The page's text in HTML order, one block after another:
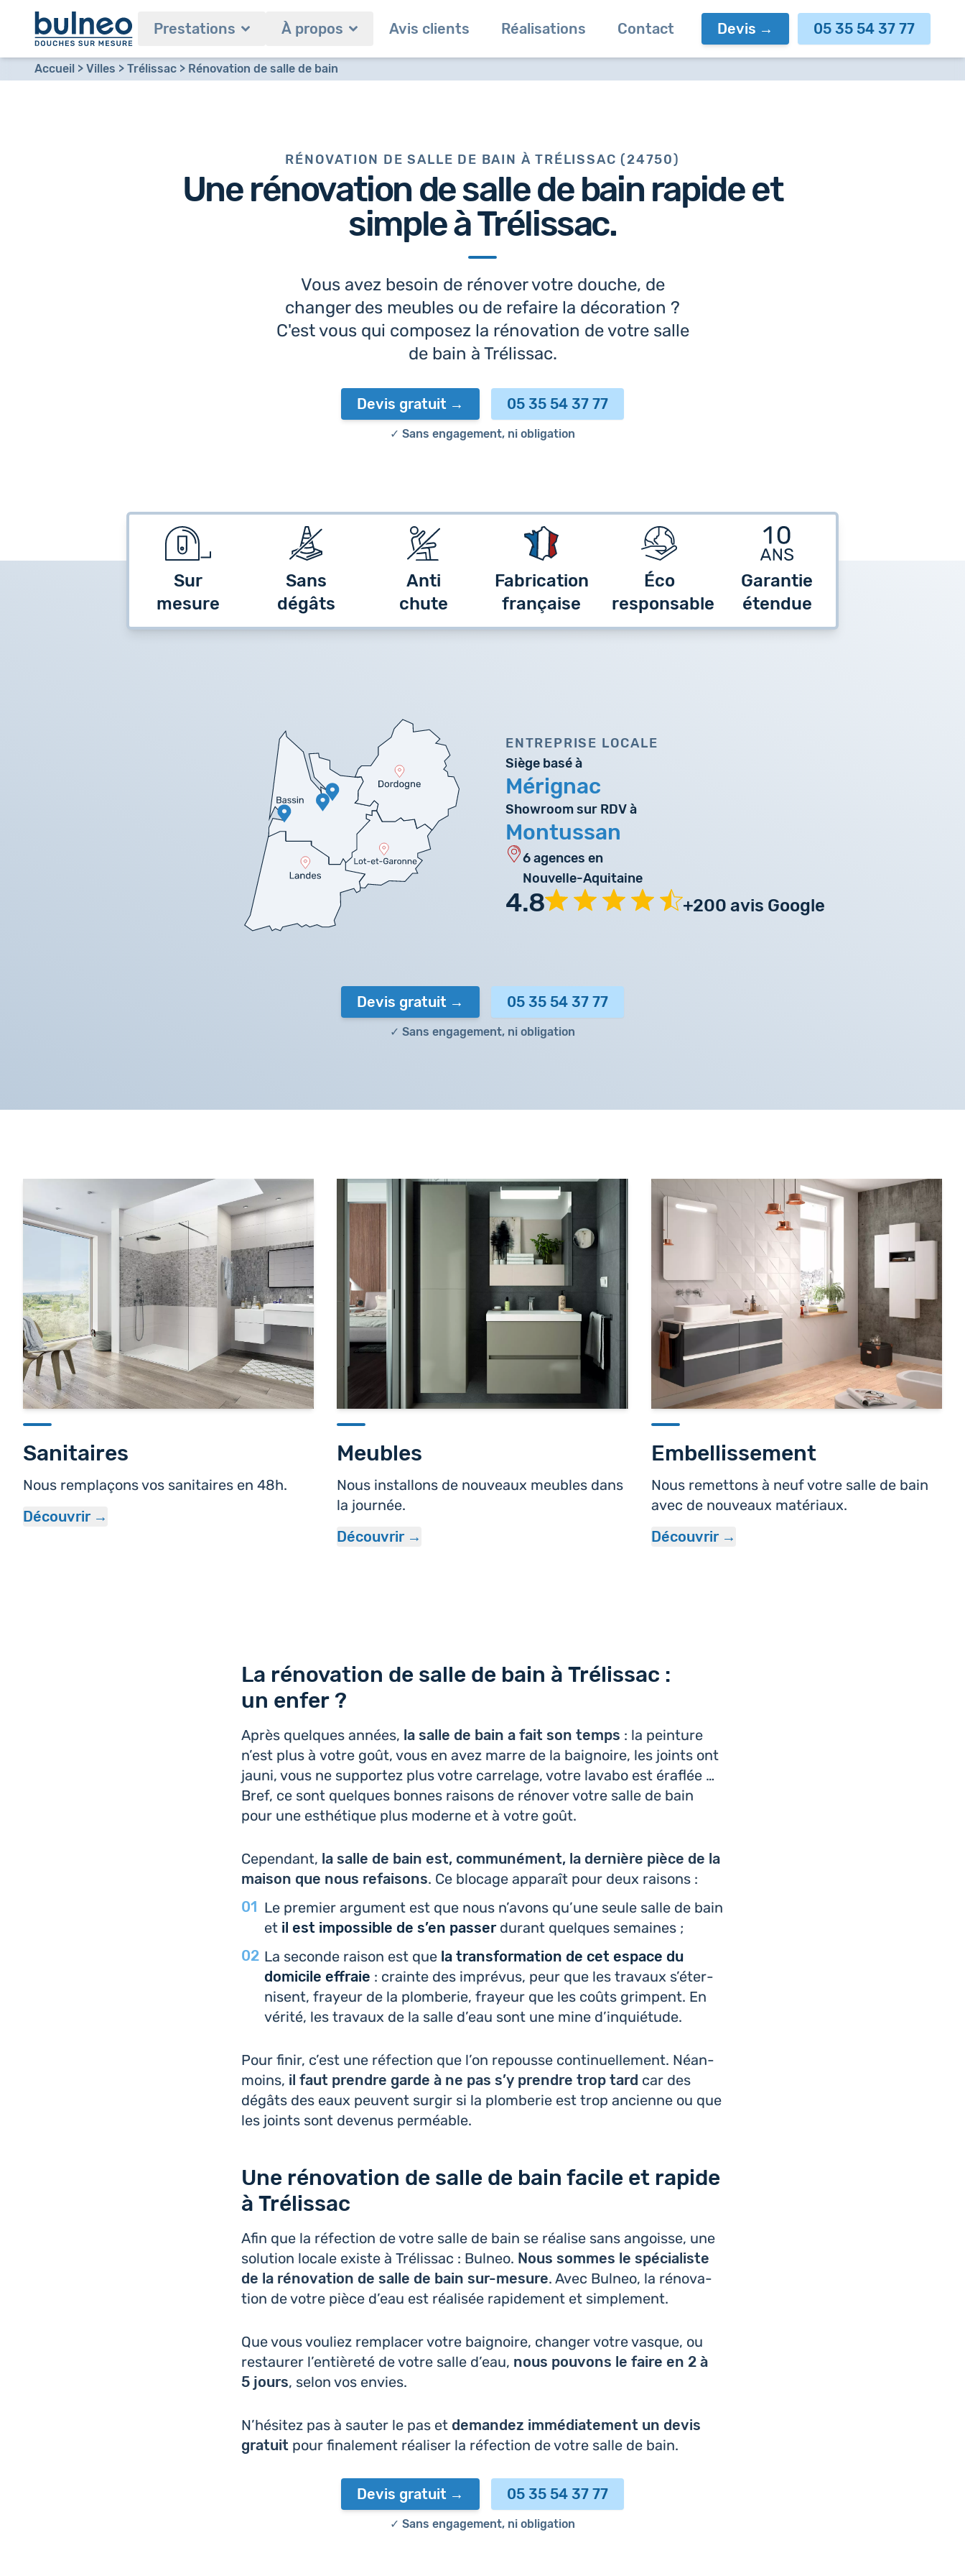
Prestations À propos Avis clients Réalisations Contact Devis 05 35 54 37 77
Accueil Villes Trélissac Rénovation de salle de bain
RÉNOVATION DE SALLE DE BAIN À TRÉLISSAC (24750)
Unerénovation de salle de bain rapide et
simple à Trélissac.
Vous avez besoin de rénover votre douche, de
changer des meubles ou de refaire la décoration ?
C'est vous qui composez la rénovation de votre salle
de bain à Trélissac.
Devis gratuit 05 35 54 37 77
✓ Sans engagement, ni obligation
Sur
mesure
Sans
dégâts
Anti
chute
Fabrication
française
Éco
responsable
Garantie
étendue
ENTREPRISE LOCALE
Siège basé à
Mérignac
Showroom sur RDV à
Montussan
6 agences en
Nouvelle-Aquitaine
4.8 +200 avis Google
Devis gratuit 05 35 54 37 77
✓ Sans engagement, ni obligation
Sanitaires
Nous remplaçons vos sanitaires en 48h.
Découvrir
Meubles
Nous installons de nouveaux meubles dans
la journée.
Découvrir
Embellissement
Nous remettons à neuf votre salle de bain
avec de nouveaux matériaux.
Découvrir
La rénovation de salle de bain à Trélissac :
un enfer ?
Après quelques années, la salle de bain a fait son temps : la pein­ture
n’est plus à votre goût, vous en avez marre de la bai­gnoire, les joints ont
jauni, vous ne sup­por­tez plus votre car­re­lage, votre lavabo est éraflée …
Bref, ce sont quelques bonnes raisons de rénover votre salle de bain
pour une esthé­tique plus moderne et à votre goût.
Cepen­dant, la salle de bain est, com­mu­né­ment, la der­nière pièce de la
maison que nous refai­sons. Ce blocage appa­raît pour deux raisons :
Le premier argu­ment est que nous n’avons qu’une seule salle de bain
et il est impos­sible de s’en passerdurant quelques semaines ;
La seconde raison est que la trans­for­ma­tion de cet espace du
domi­cile effraie : crainte des impré­vus, peur que les travaux s’é­ter­
nisent, frayeur de la plom­be­rie, frayeur que les coûts grimpent. En
vérité, les travaux de la salle d’eau sont une mine d’inquiétude.
Pour finir, c’est une réfec­tion que l’on repousse conti­nuel­le­ment. Néan­
moins, il faut prendre garde à ne pas s’y prendre trop tard car des
dégâts des eaux peuvent surgir si la plom­be­rie est trop ancienne ou que
les joints sont devenus perméable.
Une rénovation de salle de bain facile et rapide
à Trélissac
Afin que la réfec­tion de votre salle de bain se réalise sans angoisse, une
solu­tion locale existe à Tré­lis­sac : Bulneo. Nous sommes le spé­cia­liste
de la réno­va­tion de salle de bain sur-mesure. Avec Bulneo, la réno­va­
tion de votre pièce d’eau est réa­li­sée rapi­de­ment et simplement.
Que vous vouliez rem­pla­cer votre bai­gnoire, changer votre vasque, ou
res­tau­rer l’en­tiè­re­té de votre salle d’eau, nous pouvons le faire en 2 à
5 jours, selon vos envies.
N’hé­si­tez pas à sauter le pas et deman­dez immé­dia­te­ment un devis
gratuit pour fina­le­ment réa­li­ser la réfec­tion de votre salle de bain.
Devis gratuit 05 35 54 37 77
✓ Sans engagement, ni obligation